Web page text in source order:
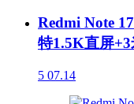
Redmi Note
特1.5K直屏
5 07.14